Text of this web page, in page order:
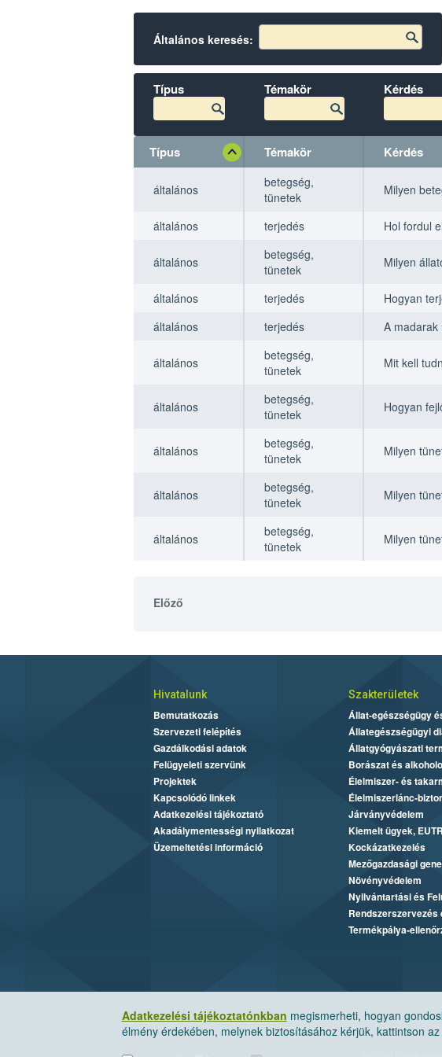
Általános keresés:
Típus Témakör Kérdés
Típus Témakör
Kérdés
Témakör
Témakör
általános
betegség,
tünetek
Milyen
általános terjedés Hol fordul
általános
betegség,
tünetek
Milyen
általános terjedés Hogyan
általános
terjedés A madarak
általános
betegség,
tünetek
Mit kell
általános
betegség,
tünetek
Hogyan
általános
betegség,
tünetek
Milyen
általános
betegség,
tünetek
Milyen
általános
betegség,
tünetek
Milyen
Előző
Adatkezelési tájékoztatónkban megismerheti, hogyan
élmény érdekében, melynek biztosításához kérjük, kattintson az
Hivatalunk
Bemutatkozás
Szervezeti felépítés
Gazdálkodási adatok
Felügyeleti szervünk
Projektek
Kapcsolódó linkek
Adatkezelési tájékoztató
Akadálymentességi nyilatkozat
Üzemeltetési információ
Szakterületek
Állat-egészségügy
Állategészségügyi
Állatgyógyászati
Borászat és
Élelmiszer- és
Élelmiszerlánc-
Járványvédelem
Kiemelt ügyek, EUTR
Kockázatkezelés
Mezőgazdasági
Növényvédelem
Nyilvántartási és
Rendszerszervezés
Termékpálya-